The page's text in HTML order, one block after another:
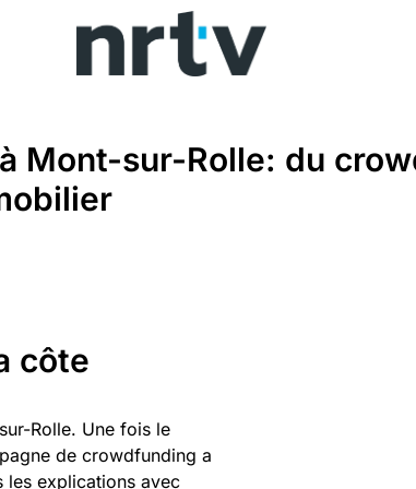
Mont-sur-Rolle: du
côte
Rolle. Une fois le
de crowdfunding a
les explications avec